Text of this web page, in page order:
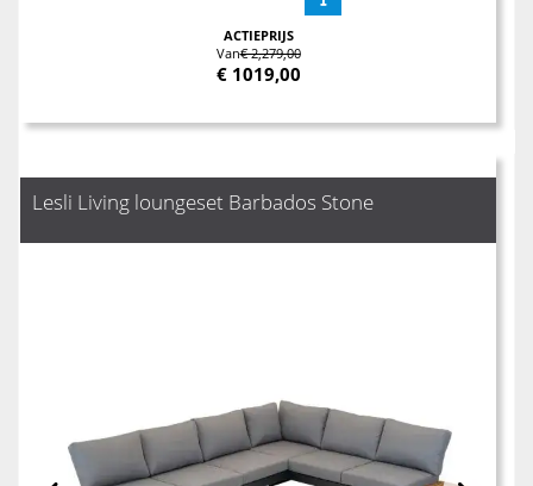
ACTIEPRIJS
Van€ 2,279,00
€ 1019,00
Lesli Living loungeset Barbados Stone